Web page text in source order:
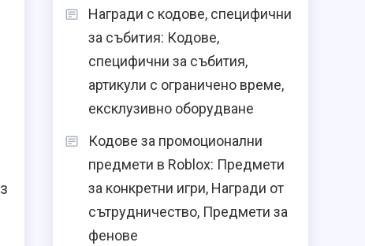
Награди с кодове, специфични
за събития: Кодове,
специфични за събития,
артикули с ограничено време,
ексклузивно оборудване
Кодове за промоционални
предмети в Roblox: Предмети
за конкретни игри, Награди от
сътрудничество, Предмети за
фенове